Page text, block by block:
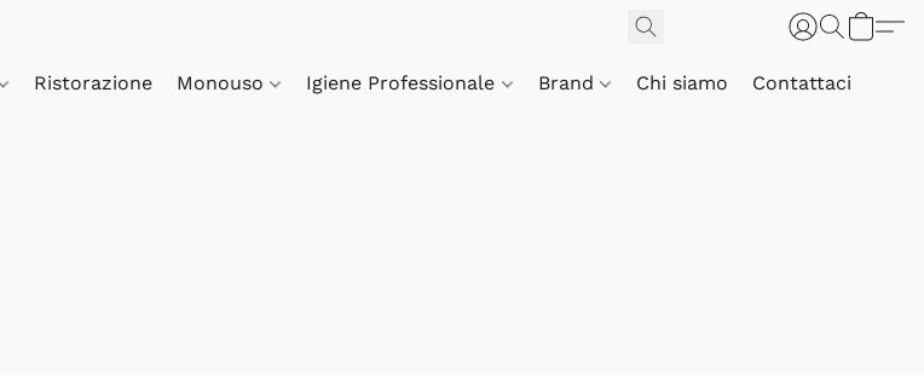
Ristorazione Monouso Igiene Professionale Brand Chi siamo Contattaci